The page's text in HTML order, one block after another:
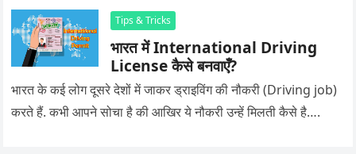
Tips & Tricks
भारत में International Driving
License कैसे बनवाएँ?
भारत के कई लोग दूसरे देशों में जाकर ड्राइविंग की नौकरी (Driving job)
करते हैं. कभी आपने सोचा है की आखिर ये नौकरी उन्हें मिलती कैसे है….